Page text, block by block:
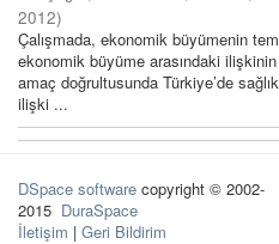
2012)
Çalışmada, ekonomik büyümenin
ekonomik büyüme arasındaki ilişkinin
amaç doğrultusunda Türkiye’de
ilişki ...
DSpace software copyright © 2002-
2015 DuraSpace
İletişim | Geri Bildirim